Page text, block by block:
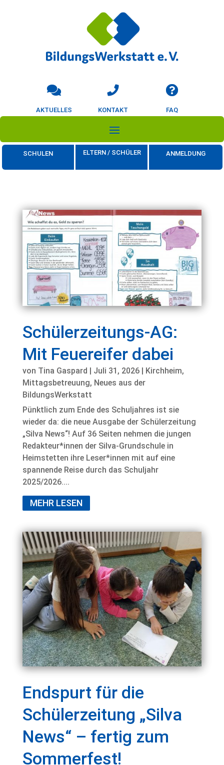
FAQ
KONTAKT
AKTUELLES
ANMELDUNG
ELTERN / SCHÜLER
SCHULEN
Schülerzeitungs-AG:
Mit Feuereifer dabei
von Tina Gaspard Juli 31, 2026| Kirchheim,
Mittagsbetreuung, Neues aus der
BildungsWerkstatt
Pünktlich zum Ende des Schuljahres ist sie
wieder da: die neue Ausgabe der Schülerzeitung
„Silva News“! Auf 36 Seiten nehmen die jungen
Redakteur*innen der Silva-Grundschule in
Heimstetten ihre Leser*innen mit auf eine
spannende Reise durch das Schuljahr
2025/2026....
MEHR LESEN
Endspurt für die
Schülerzeitung „Silva
News“ – fertig zum
Sommerfest!